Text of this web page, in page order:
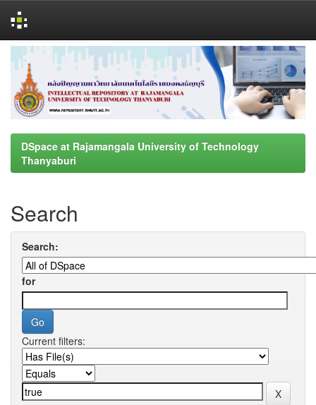
navigation
DSpace at Rajamangala University of Technology
Thanyaburi
Search
Search:
for
Current filters: